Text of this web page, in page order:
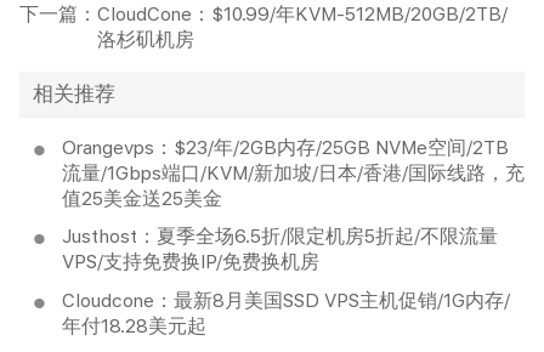
下一篇： CloudCone：$10.99/年KVM-512MB/20GB/2TB/
洛杉矶机房
相关推荐
Orangevps：$23/年/2GB内存/25GB NVMe空间/2TB
流量/1Gbps端口/KVM/新加坡/日本/香港/国际线路，充
值25美金送25美金
Justhost：夏季全场6.5折/限定机房5折起/不限流量
VPS/支持免费换IP/免费换机房
Cloudcone：最新8月美国SSD VPS主机促销/1G内存/
年付18.28美元起